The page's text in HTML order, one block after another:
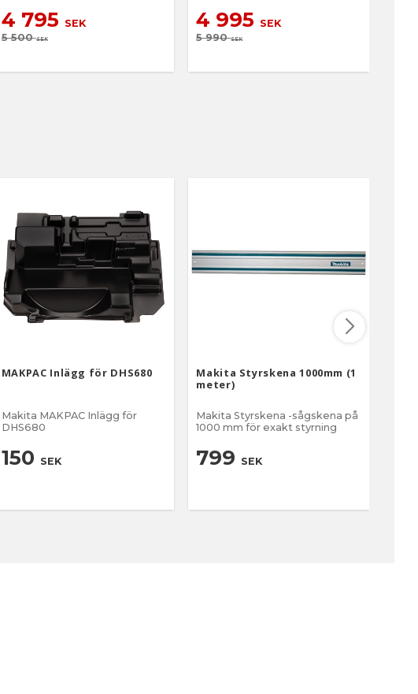
4 795 SEK
5 500SEK
4 995 SEK
5 990SEK
MAKPAC Inlägg för DHS680
Makita MAKPAC Inlägg för
DHS680
150 SEK
Makita Styrskena 1000mm (1
meter)
Makita Styrskena -sågskena på
1000 mm för exakt styrning
799 SEK